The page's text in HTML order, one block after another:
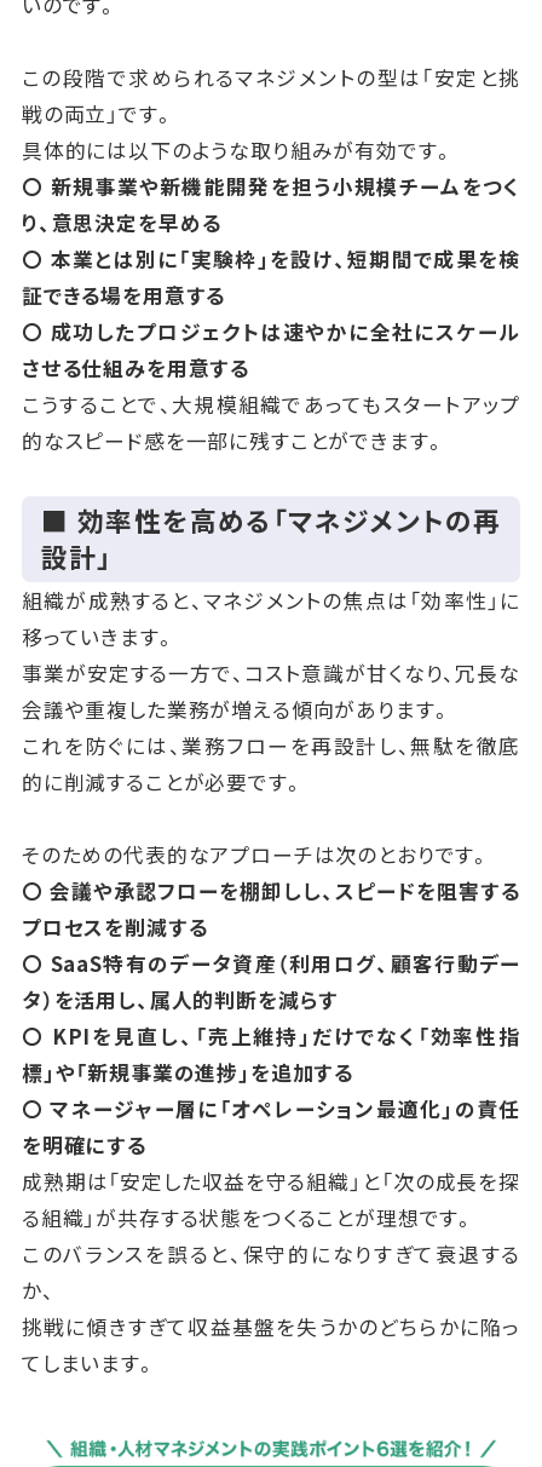
この段階で求められるマネジメントの型は「安定と挑
戦の両立」です。
具体的には以下のような取り組みが有効です。
〇 新規事業や新機能開発を担う小規模チームをつく
り、意思決定を早める
〇 本業とは別に「実験枠」を設け、短期間で成果を検
証できる場を用意する
〇 成功したプロジェクトは速やかに全社にスケール
させる仕組みを用意する
こうすることで、大規模組織であってもスタートアップ
的なスピード感を一部に残すことができます。
■ 効率性を高める「マネジメントの再
設計」
組織が成熟すると、マネジメントの焦点は「効率性」に
移っていきます。
事業が安定する一方で、コスト意識が甘くなり、冗長な
会議や重複した業務が増える傾向があります。
これを防ぐには、業務フローを再設計し、無駄を徹底
的に削減することが必要です。
そのための代表的なアプローチは次のとおりです。
〇 会議や承認フローを棚卸しし、スピードを阻害する
プロセスを削減する
〇 SaaS特有のデータ資産（利用ログ、顧客行動デー
タ）を活用し、属人的判断を減らす
〇 KPIを見直し、「売上維持」だけでなく「効率性指
標」や「新規事業の進捗」を追加する
〇 マネージャー層に「オペレーション最適化」の責任
を明確にする
成熟期は「安定した収益を守る組織」と「次の成長を探
る組織」が共存する状態をつくることが理想です。
このバランスを誤ると、保守的になりすぎて衰退する
か、
挑戦に傾きすぎて収益基盤を失うかのどちらかに陥っ
てしまいます。